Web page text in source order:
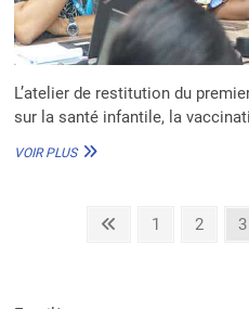
L’atelier de restitution du
sur la santé infantile, la
VOIR PLUSBÉNIN
Pagination Previous
Page
1 Page
2 3